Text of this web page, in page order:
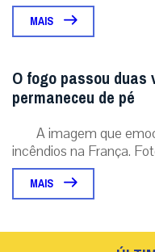
MAIS
O fogo passou
permaneceu de pé
A imagem que
incêndios na França.
MAIS